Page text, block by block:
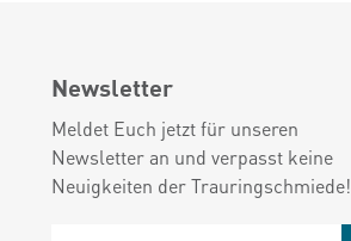
Newsletter
Meldet Euch jetzt für unseren
Newsletter an und verpasst keine
Neuigkeiten der Trauringschmiede!